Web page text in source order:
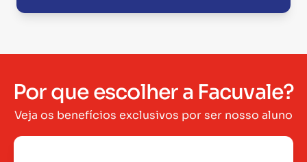
Por que escolher a Facuvale?
Veja os benefícios exclusivos por ser nosso aluno